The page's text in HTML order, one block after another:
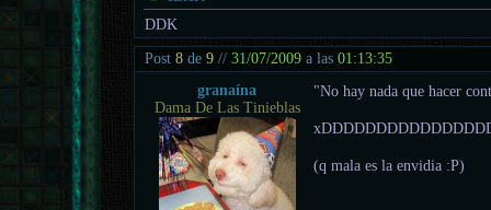
DDK
Post8 de9 //31/07/2009 a las01:13:35
granaína
Dama De Las Tinieblas
"No hay nada que hacer
(q mala es la envidia :P)